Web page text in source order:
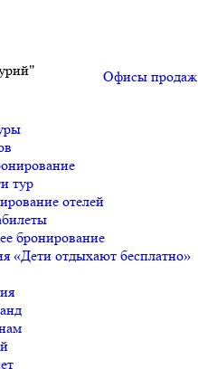
Офисы продаж
тур
отелей
бронирование
«Дети отдыхают бесплатно»